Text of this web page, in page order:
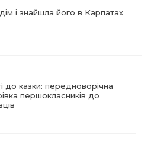
і знайшла його в Карпатах
застави до Донбасу:
до казки: передноворічна
першокласників до